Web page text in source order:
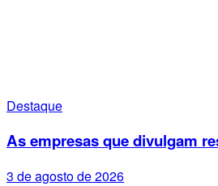
Destaque
As empresas que divulgam
3 de agosto de 2026